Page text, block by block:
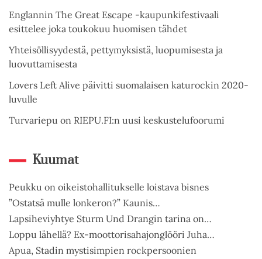
Englannin The Great Escape -kaupunkifestivaali
esittelee joka toukokuu huomisen tähdet
Yhteisöllisyydestä, pettymyksistä, luopumisesta ja
luovuttamisesta
Lovers Left Alive päivitti suomalaisen katurockin 2020-
luvulle
Turvariepu on RIEPU.FI:n uusi keskustelufoorumi
Kuumat
Peukku on oikeistohallitukselle loistava bisnes
”Ostatsä mulle lonkeron?” Kaunis…
Lapsiheviyhtye Sturm Und Drangin tarina on…
Loppu lähellä? Ex-moottorisahajonglööri Juha…
Apua, Stadin mystisimpien rockpersoonien